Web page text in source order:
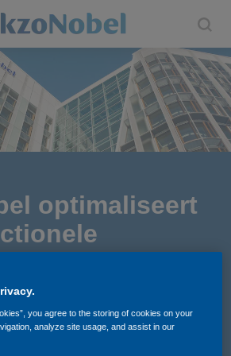
optimaliseert
groei te
you agree to the storing of cookies on your
analyze site usage, and assist in our